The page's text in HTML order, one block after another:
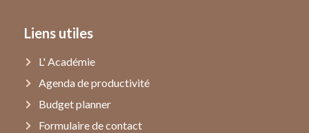
Liens utiles
L' Académie
Agenda de productivité
Budget planner
Formulaire de contact